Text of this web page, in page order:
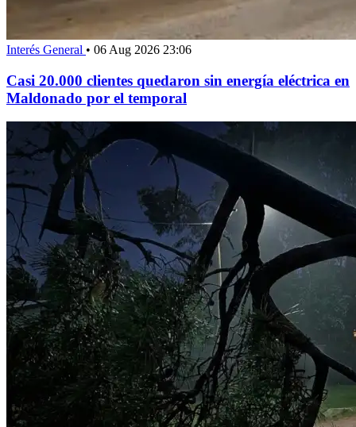
Interés General • 06 Aug 2026 23:06
Casi 20.000 clientes quedaron sin energía eléctrica en
Maldonado por el temporal